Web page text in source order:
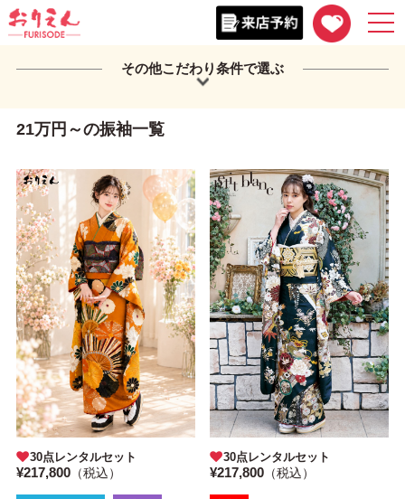
その他こだわり条件で選ぶ
21万円～の振袖一覧
30点レンタルセット
¥217,800（税込）
30点レンタルセット
¥217,800 （税込）